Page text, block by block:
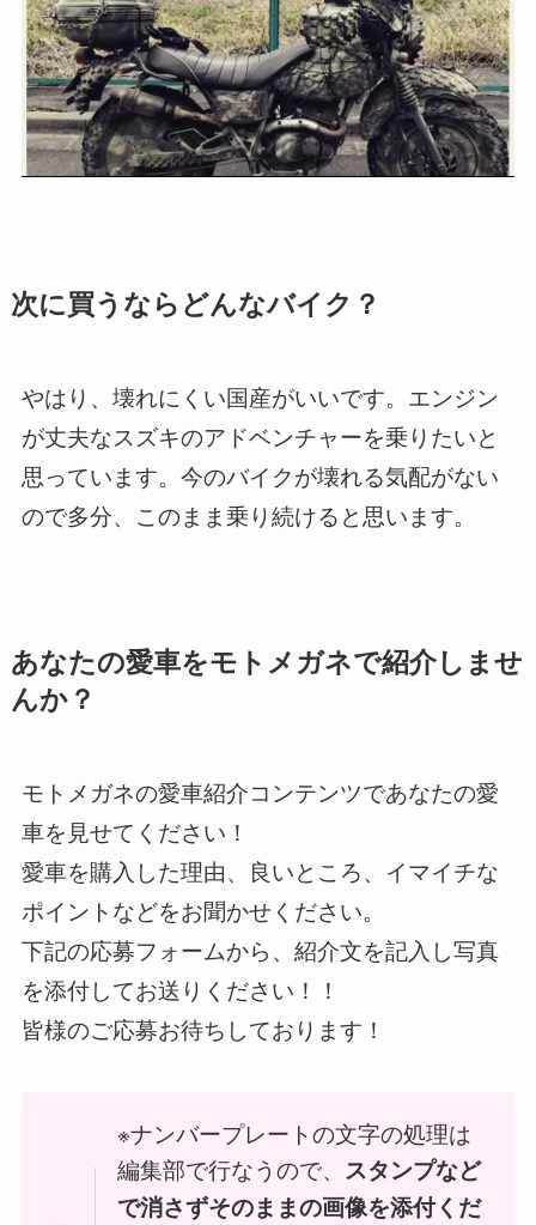
次に買うならどんなバイク？
やはり、壊れにくい国産がいいです。エンジン
が丈夫なスズキのアドベンチャーを乗りたいと
思っています。今のバイクが壊れる気配がない
ので多分、このまま乗り続けると思います。
あなたの愛車をモトメガネで紹介しませ
んか？
モトメガネの愛車紹介コンテンツであなたの愛
車を見せてください！
愛車を購入した理由、良いところ、イマイチな
ポイントなどをお聞かせください。
下記の応募フォームから、紹介文を記入し写真
を添付してお送りください！！
皆様のご応募お待ちしております！
※ナンバープレートの文字の処理は
編集部で行なうので、 スタンプなど
で消さずそのままの画像を添付くだ